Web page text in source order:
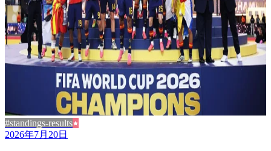
#standings-results
2026年7月20日